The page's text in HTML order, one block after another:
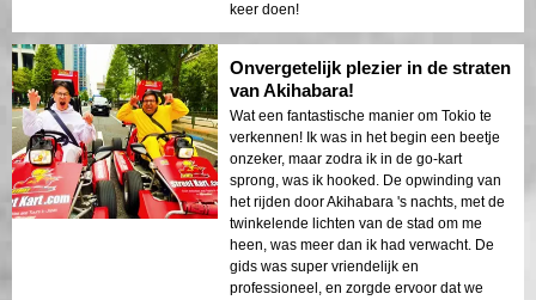
keer doen!
Onvergetelijk plezier in de straten
van Akihabara!
Wat een fantastische manier om Tokio te
verkennen! Ik was in het begin een beetje
onzeker, maar zodra ik in de go-kart
sprong, was ik hooked. De opwinding van
het rijden door Akihabara 's nachts, met de
twinkelende lichten van de stad om me
heen, was meer dan ik had verwacht. De
gids was super vriendelijk en
professioneel, en zorgde ervoor dat we